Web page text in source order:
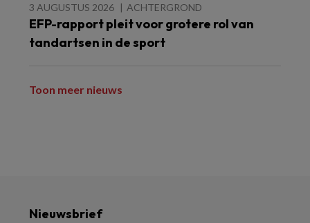
3 AUGUSTUS 2026 ACHTERGROND
EFP-rapport pleit voor grotere rol van
tandartsen in de sport
Toon meer nieuws
Nieuwsbrief